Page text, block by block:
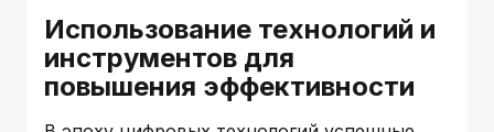
Использование технологий и
инструментов для
повышения эффективности